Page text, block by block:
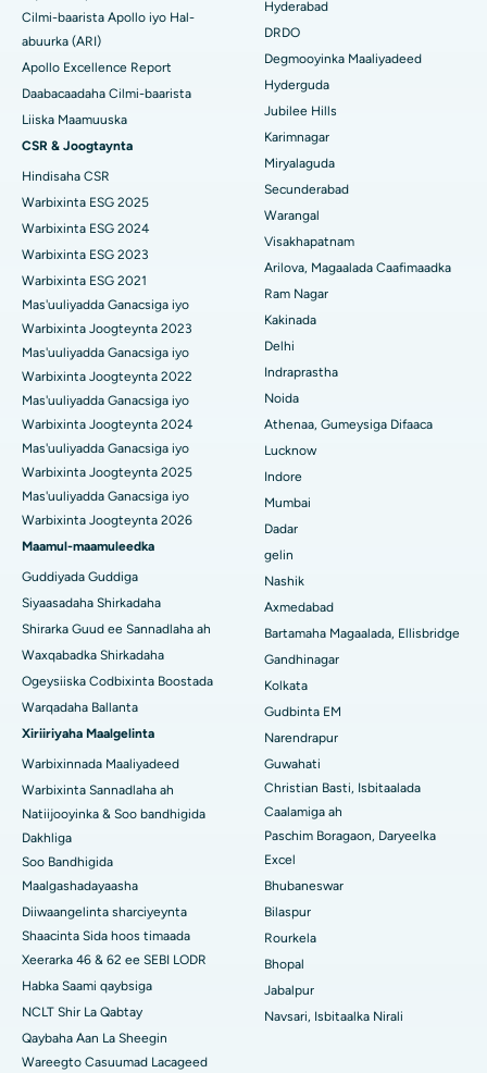
Isbitaalka ugu Fiican DRDO, Hyderabad
Isbitaalka ugu Fiican ee GS Road, Guwahati
Isbitaalka ugu Fiican Hyderguda, Hyderabad
Isbitaalka ugu Fiican ee Vijay Nagar, Indore
Isbitaalka ugu Fiican ee Wadada Weyn ee Suryaropeta,
Isbitaalka ugu Fiican ee Wadada Wareega Canal, Kolkata
Isbitaalka ugu Fiican CBD Belapur, Navi Mumbai
Isbitaalka ugu Fiican Panchavati, Nashik
Isbitaalka ugu Fiican ee Secunderabad, Hyderabad
Isbitaalka ugu Fiican ee Seshadripuram, Bangalore
Isbitaalka ugu Fiican ee Wadada Weyn ee Waltair,
Visakhapatnam
Isbitaalka ugu Fiican ee Subhash Nagar Road, Karimnagar
Isbitaalka ugu Fiican Managari, Karaikudi
Isbitaalka ugu Fiican Arepally, Warangal
Isbitaalka ugu Fiican ee Arera Colony, Bhopal
Isbitaalka ugu Fiican ee Jayanagar, Bangalore
Isbitaalka ugu Fiican KK Nagar, Madurai
Isbitaalka ugu Fiican Ramji Nagar, Nellore
Isbitaalka ugu Fiican Qeybta-19, Rourkela
Isbitaalka ugu Fiican Swargate, Pune
Isbitaalka Kansarka Haweenka ugu Fiican Koonfurta Delhi
Kolonoscopy
Polypectomy
Xoojinta Deep Brain
Ka-qaadista kelyaha
Parathyroidectomy
Qalliinka Cytoreductive
Beddelka Jilibka Wadarta dhoobada
Ercp
Cilmi-baarista Apollo iyo Hal-
abuurka (ARI)
Apollo Excellence Report
Daabacaadaha Cilmi-baarista
Liiska Maamuuska
CSR & Joogtaynta
Hindisaha CSR
Warbixinta ESG 2025
Warbixinta ESG 2024
Warbixinta ESG 2023
Warbixinta ESG 2021
Mas'uuliyadda Ganacsiga iyo
Warbixinta Joogteynta 2023
Mas'uuliyadda Ganacsiga iyo
Warbixinta Joogteynta 2022
Mas'uuliyadda Ganacsiga iyo
Warbixinta Joogteynta 2024
Mas'uuliyadda Ganacsiga iyo
Warbixinta Joogteynta 2025
Mas'uuliyadda Ganacsiga iyo
Warbixinta Joogteynta 2026
Maamul-maamuleedka
Guddiyada Guddiga
Siyaasadaha Shirkadaha
Shirarka Guud ee Sannadlaha ah
Waxqabadka Shirkadaha
Ogeysiiska Codbixinta Boostada
Warqadaha Ballanta
Xiriiriyaha Maalgelinta
Warbixinnada Maaliyadeed
Warbixinta Sannadlaha ah
Natiijooyinka & Soo bandhigida
Dakhliga
Soo Bandhigida
Maalgashadayaasha
Diiwaangelinta sharciyeynta
Shaacinta Sida hoos timaada
Xeerarka 46 & 62 ee SEBI LODR
Habka Saami qaybsiga
NCLT Shir La Qabtay
Qaybaha Aan La Sheegin
Wareegto Casuumad Lacageed
Hyderabad
DRDO
Degmooyinka Maaliyadeed
Hyderguda
Jubilee Hills
Karimnagar
Miryalaguda
Secunderabad
Warangal
Visakhapatnam
Arilova, Magaalada Caafimaadka
Ram Nagar
Kakinada
Delhi
Indraprastha
Noida
Athenaa, Gumeysiga Difaaca
Lucknow
Indore
Mumbai
Dadar
gelin
Nashik
Axmedabad
Bartamaha Magaalada, Ellisbridge
Gandhinagar
Kolkata
Gudbinta EM
Narendrapur
Guwahati
Christian Basti, Isbitaalada
Caalamiga ah
Paschim Boragaon, Daryeelka
Excel
Bhubaneswar
Bilaspur
Rourkela
Bhopal
Jabalpur
Navsari, Isbitaalka Nirali